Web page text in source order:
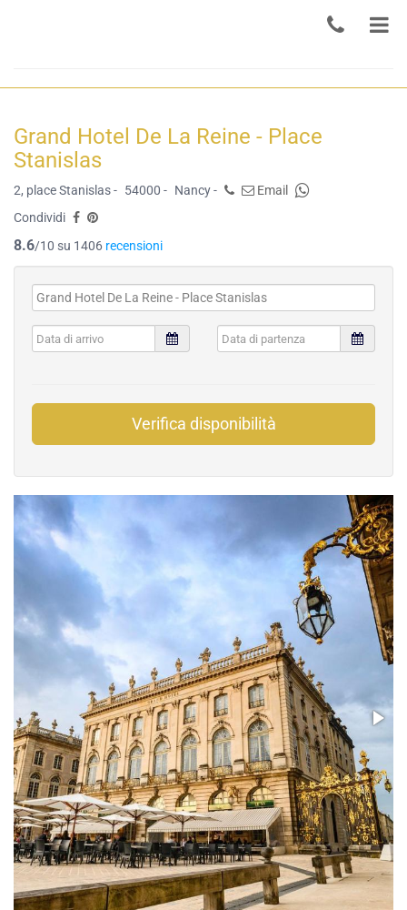
Grand Hotel De La Reine - Place
Stanislas
2, place Stanislas - 54000 - Nancy -
Email
Condividi
8.6/10 su 1406 recensioni
Verifica disponibilità